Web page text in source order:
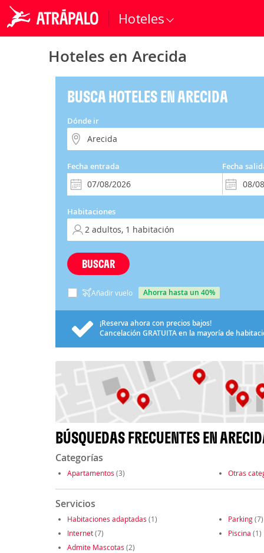
Hoteles
Hoteles en Arecida
BUSCA HOTELES EN ARECIDA
Dónde ir
Fecha entrada Fecha
Habitaciones
BUSCAR
Añadir vuelo ahorra hasta un 40%
¡Reserva ahora con precios bajos!
Cancelación GRATUITAen la mayoría de
BÚSQUEDAS FRECUENTES EN
Categorías
Apartamentos (3) Otras
Servicios
Habitaciones adaptadas (1) Parking(7)
Internet(7) Piscina (1)
Admite Mascotas (2)